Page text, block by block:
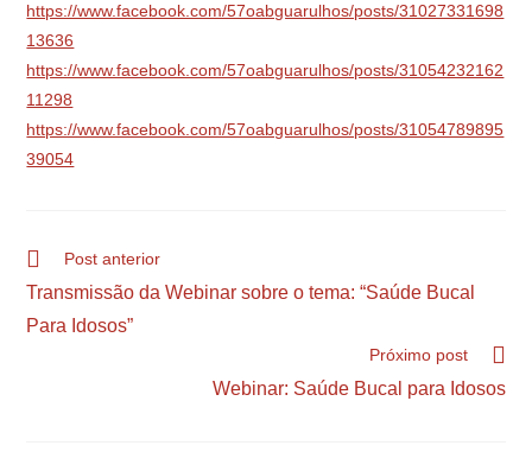
https://www.facebook.com/57oabguarulhos/posts/31027331698
13636
https://www.facebook.com/57oabguarulhos/posts/31054232162
11298
https://www.facebook.com/57oabguarulhos/posts/31054789895
39054
Post anterior
Transmissão da Webinar sobre o tema: “Saúde Bucal
Para Idosos”
Próximo post
Webinar: Saúde Bucal para Idosos